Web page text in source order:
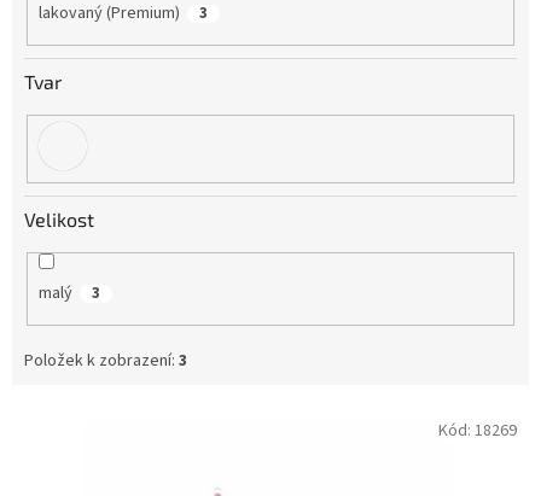
lakovaný (Premium) 3
Tvar
Velikost
malý 3
Položek k zobrazení: 3
Kód: 18269